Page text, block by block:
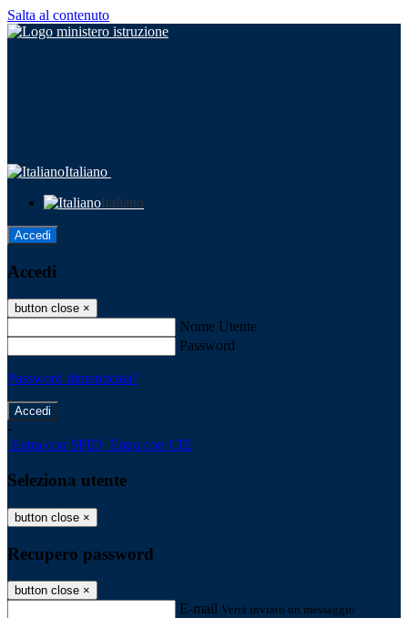
Salta al contenuto
Italiano
Italiano
Accedi
Accedi
button close ×
Nome Utente
Password
Password dimenticata?
-
Entra con SPID Entra con CIE
Seleziona utente
button close ×
Recupero password
button close ×
E-mail Verrà inviato un messaggio